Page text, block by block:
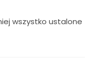
wszystko ustalone